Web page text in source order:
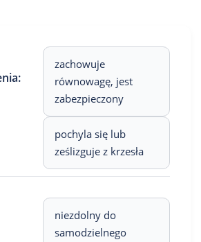
zachowuje
równowagę, jest
zabezpieczony
pochyla się lub
ześlizguje z krzesła
niezdolny do
samodzielnego